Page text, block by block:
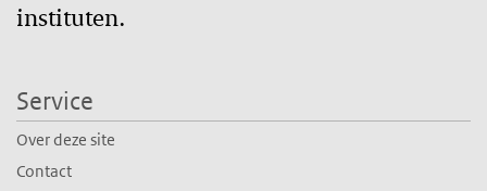
instituten.
Service
Over deze site
Contact